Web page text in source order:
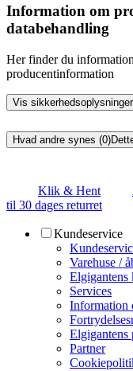
Information om
databehandling
Her finder du
producentinformation
Vis sikkerhedsoplysninger
Hvad andre synes (0)
Klik & Hent
til 30 dages returret
Kundeservice
Varehuse /
Elgigantens
Services
Information
Partner